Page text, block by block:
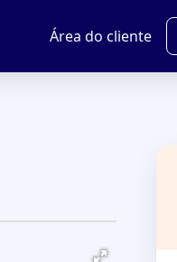
Área do cliente